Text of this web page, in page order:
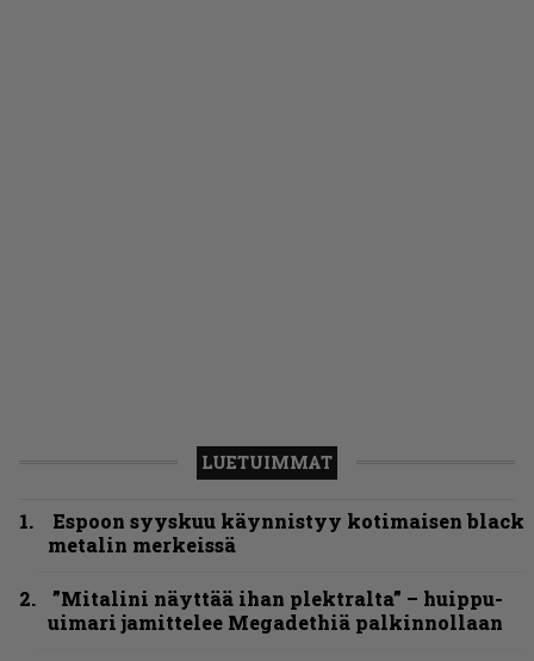
LUETUIMMAT
Espoon syyskuu käynnistyy kotimaisen black
metalin merkeissä
”Mitalini näyttää ihan plektralta” – huippu-
uimari jamittelee Megadethiä palkinnollaan